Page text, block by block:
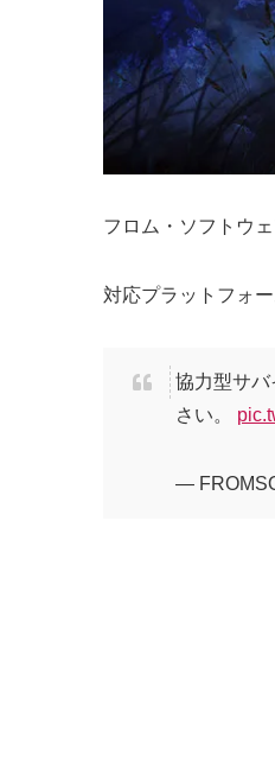
フロム・ソフトウ
対応プラットフォ
協力型サ
さい。
—